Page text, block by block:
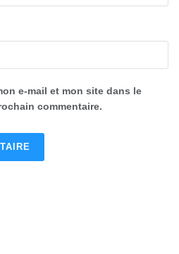
e-mail et mon site dans le
commentaire.